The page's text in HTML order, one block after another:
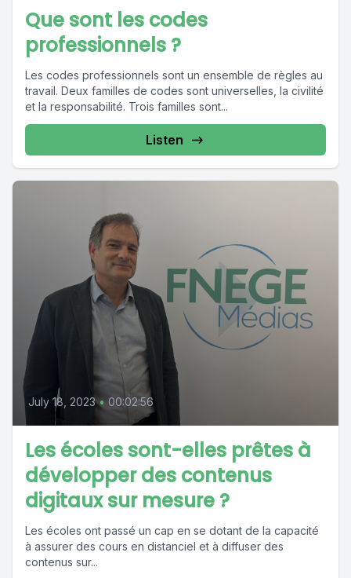
Que sont les codes
professionnels ?
Les codes professionnels sont un ensemble de règles au
travail. Deux familles de codes sont universelles, la civilité
et la responsabilité. Trois familles sont...
Listen
July 18, 2023 • 00:02:56
Les écoles sont-elles prêtes à
développer des contenus
digitaux sur mesure ?
Les écoles ont passé un cap en se dotant de la capacité
à assurer des cours en distanciel et à diffuser des
contenus sur...